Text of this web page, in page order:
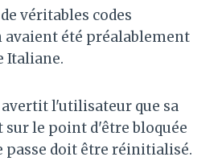
véritables codes
été préalablement
Italiane.
l'utilisateur que sa
sur le point d'être bloquée
passe doit être réinitialisé.